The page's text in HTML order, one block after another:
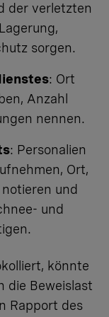
der verletzten
sorgen.
: Ort
Anzahl
nennen.
: Personalien
Ort,
und
und
könnte
die Beweislast
Rapport des